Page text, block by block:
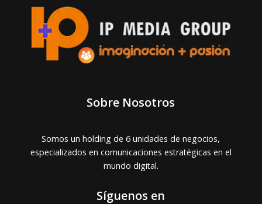
Sobre Nosotros
Somos un holding de 6 unidades de negocios,
especializados en comunicaciones estratégicas en el
mundo digital.
Síguenos en